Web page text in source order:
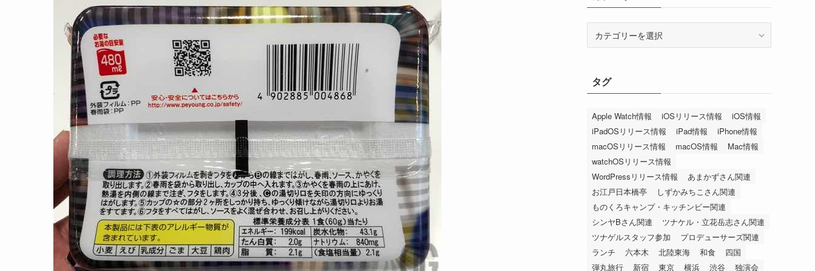
ータグ
Apple Watch情報 iOSリリース情報
iOS情報
iPadOSリリース情報
iPad情報
iPhone情報
macOSリリース情報
macOS情報
Mac情報
watchOSリリース情報
WordPressリリース情報
あまかずさん関連
お江戸日本橋亭
しずかみちこさん関連
ものくろキャンプ・キッチンビー関連
シンヤBさん関連
ツナケル・立花岳志さん関連
ツナゲルスタッフ参加
プロデューサーズ関連
ランチ
六本木 北陸東海 和食
四国
弾丸旅行
新宿 東京 横浜 渋谷 独演会